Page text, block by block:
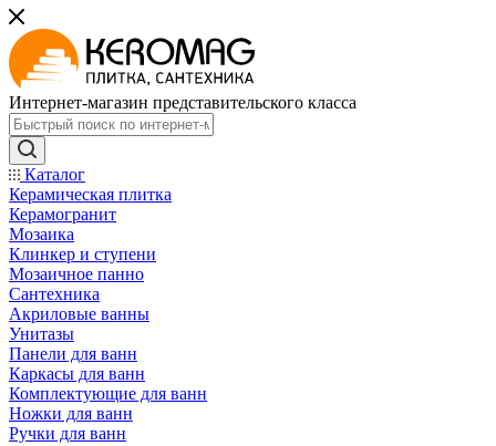
Интернет-магазин представительского класса
Каталог
Керамическая плитка
Керамогранит
Мозаика
Клинкер и ступени
Мозаичное панно
Сантехника
Акриловые ванны
Унитазы
Панели для ванн
Каркасы для ванн
Комплектующие для ванн
Ножки для ванн
Ручки для ванн